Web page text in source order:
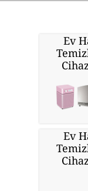
Ev
Ev